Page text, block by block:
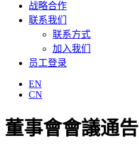
战略合作
联系我们
联系方式
加入我们
员工登录
EN
CN
董事會會議通告